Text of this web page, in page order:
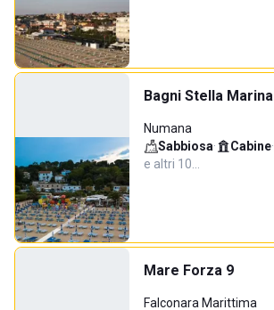
Bagni Stella Marina
Numana
Sabbiosa· Cabine·
e altri 10…
Mare Forza 9
Falconara Marittima